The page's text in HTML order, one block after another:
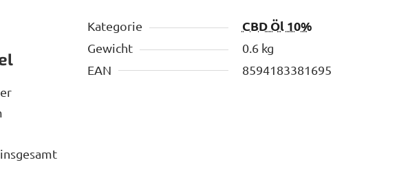
Kategorie CBD Öl 10%
Gewicht
0.6 kg
EAN
8594183381695